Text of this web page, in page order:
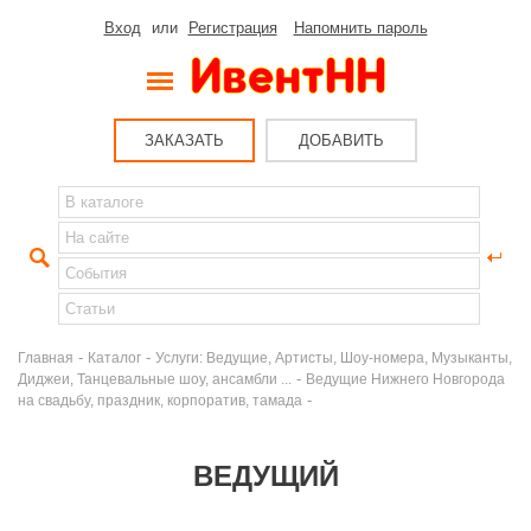
Вход или Регистрация Напомнить пароль
ЗАКАЗАТЬ ДОБАВИТЬ
Главная - Каталог - Услуги: Ведущие, Артисты, Шоу-номера, Музыканты,
Диджеи, Танцевальные шоу, ансамбли ...
- Ведущие Нижнего Новгорода
на свадьбу, праздник, корпоратив, тамада -
ВЕДУЩИЙ